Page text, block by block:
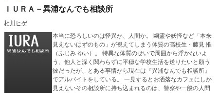
ＩＵＲＡ－異浦なんでも相談所
相川ヒゲ
本当に恐ろしいのは怪異か、人間か。 幽霊や妖怪など「本来
見えないはずのもの」が視えてしまう体質の高校生・藤見 惟
（ふじみ ゆい）。 特異な体質のせいで周囲から浮かないよ
う、他人と深く関わらずに平穏な学校生活を送りたいと願う
彼だったが、とある事情から現在は『異浦なんでも相談所』
でアルバイトをしている。 一見するとお洒落なカフェにしか
見えないその相談所に持ち込まれるのは、警察や一般の人間